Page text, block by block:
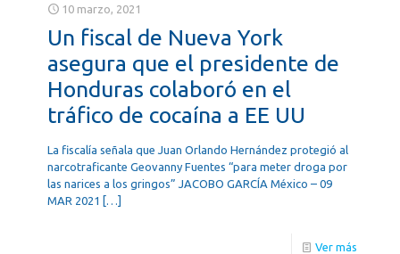
10 marzo, 2021
Un fiscal de Nueva York
asegura que el presidente de
Honduras colaboró en el
tráfico de cocaína a EE UU
La fiscalía señala que Juan Orlando Hernández protegió al
narcotraficante Geovanny Fuentes “para meter droga por
las narices a los gringos” JACOBO GARCÍA México – 09
MAR 2021 […]
Ver más